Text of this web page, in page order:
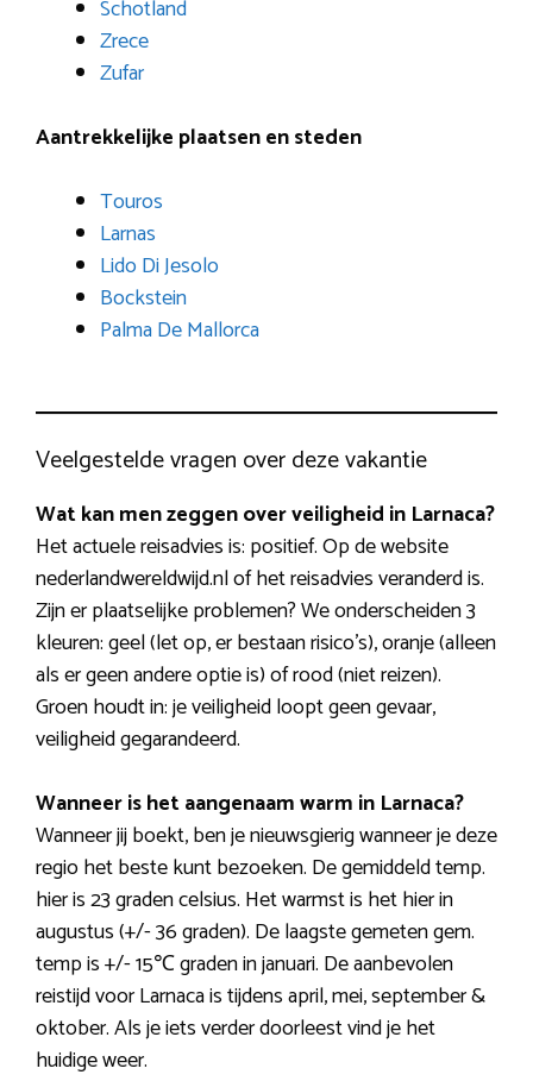
Schotland
Zrece
Zufar
Aantrekkelijke plaatsen en steden
Touros
Larnas
Lido Di Jesolo
Bockstein
Palma De Mallorca
Veelgestelde vragen over deze vakantie
Wat kan men zeggen over veiligheid in Larnaca?
Het actuele reisadvies is: positief. Op de website
nederlandwereldwijd.nl of het reisadvies veranderd is.
Zijn er plaatselijke problemen? We onderscheiden 3
kleuren: geel (let op, er bestaan risico’s), oranje (alleen
als er geen andere optie is) of rood (niet reizen).
Groen houdt in: je veiligheid loopt geen gevaar,
veiligheid gegarandeerd.
Wanneer is het aangenaam warm in Larnaca?
Wanneer jij boekt, ben je nieuwsgierig wanneer je deze
regio het beste kunt bezoeken. De gemiddeld temp.
hier is 23 graden celsius. Het warmst is het hier in
augustus (+/- 36 graden). De laagste gemeten gem.
temp is +/- 15℃ graden in januari. De aanbevolen
reistijd voor Larnaca is tijdens april, mei, september &
oktober. Als je iets verder doorleest vind je het
huidige weer.